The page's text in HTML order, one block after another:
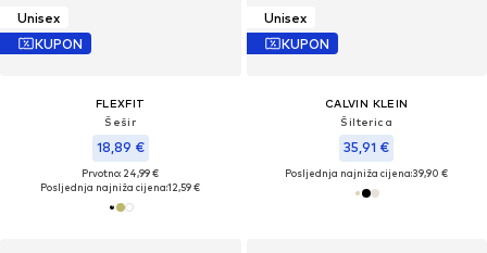
Unisex
KUPON
FLEXFIT
Šešir
18,89 €
Prvotno: 24,99 €
Posljednja najniža cijena:12,59 €
Unisex
KUPON
CALVIN KLEIN
Šilterica
35,91 €
Posljednja najniža cijena:39,90 €